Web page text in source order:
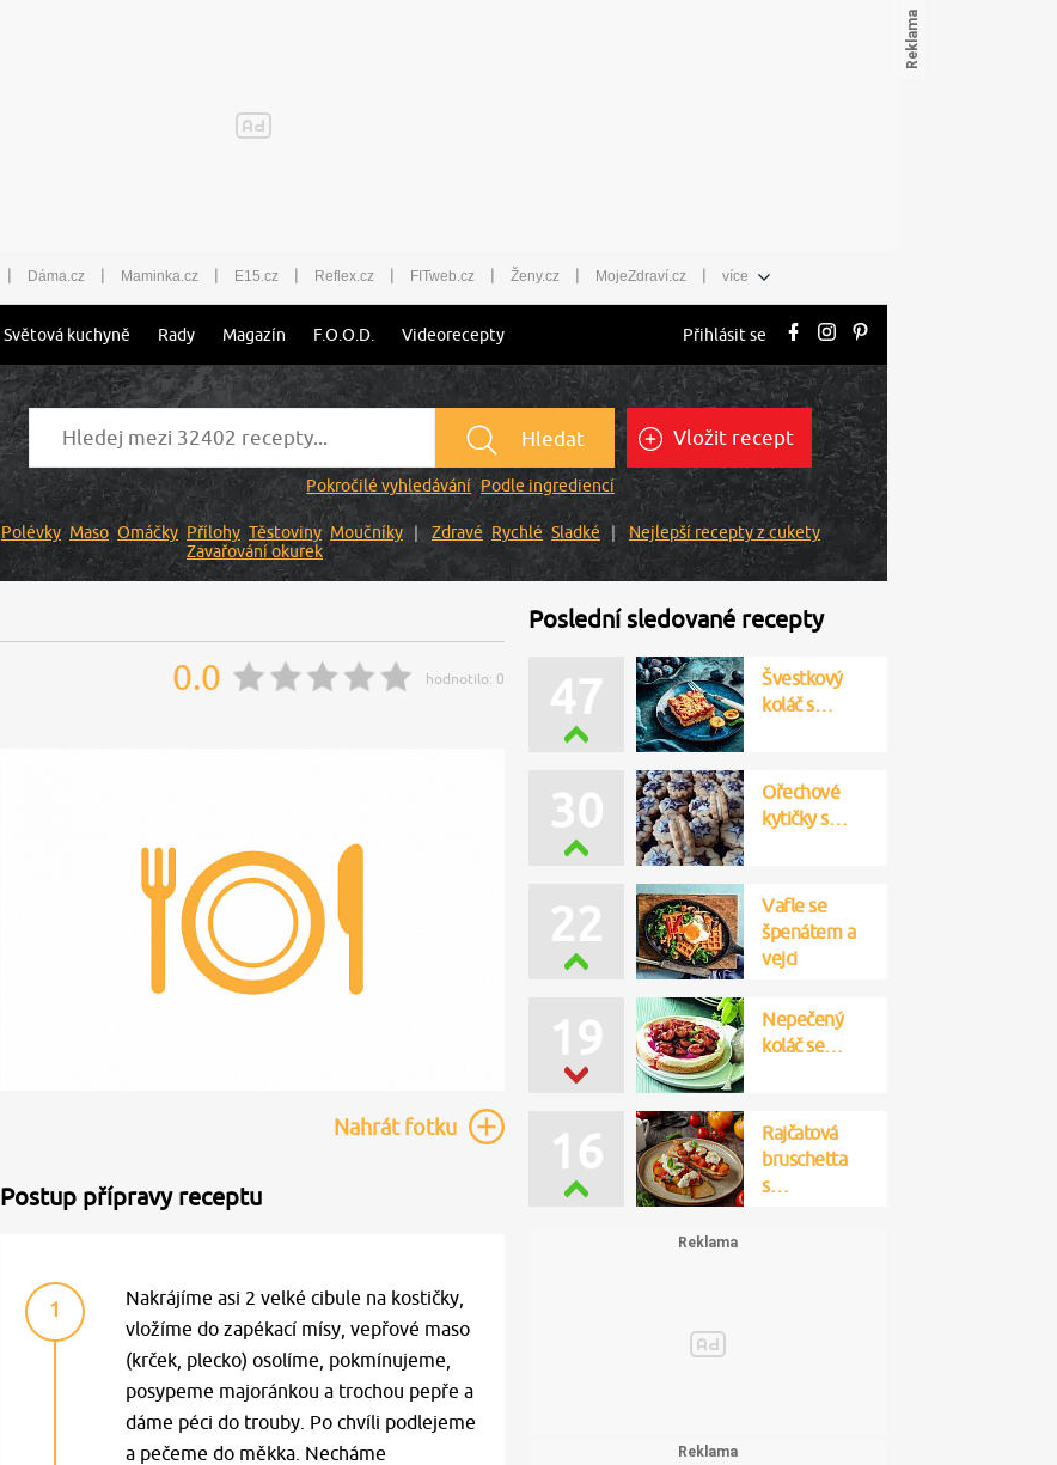
| Dáma.cz | Maminka.cz | E15.cz | Reflex.cz | FITweb.cz | Ženy.cz | MojeZdraví.cz | více
Světová kuchyně Rady Magazín F.O.O.D. Videorecepty Přihlásit se
Hledat
Pokročilé vyhledávání Podle ingrediencí
Vložit recept
Polévky Maso Omáčky Přílohy Těstoviny Moučníky Zdravé Rychlé Sladké
Nejlepší recepty z cukety
Zavařování okurek
0.0 hodnotilo: 0
Nahrátfotku
Postup přípravy receptu
1
Nakrájíme asi 2 velké cibule na kostičky,
vložíme do zapékací mísy, vepřové maso
(krček, plecko) osolíme, pokmínujeme,
posypeme majoránkou a trochou pepře a
dáme péci do trouby. Po chvíli podlejeme
a pečeme do měkka. Necháme
Poslední sledované recepty
47
Švestkový
koláč s…
30
Ořechové
kytičky s…
22
Vafle se
špenátem a
vejci
19
Nepečený
koláč se…
16
Rajčatová
bruschetta
s…